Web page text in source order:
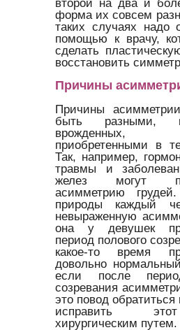
форма их совсем
таких случаях надо
помощью к врачу,
сделать
восстановить
Причины
Причины
быть разными,
врожденных,
приобретенными в
Так, например,
травмы и
желез могут
асимметрию
природы каждый
невыраженную
она у девушек
период полового
какое-то время
довольно
если после
созревания
это повод обратиться
исправить
хирургическим путем.